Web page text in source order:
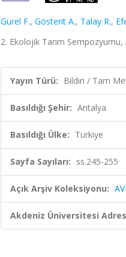
Gürel F., Gösterit A., Talay R.,
2. Ekolojik Tarım
Yayın Türü: Bildiri / Tam
Basıldığı Şehir: Antalya
Basıldığı Ülke: Türkiye
Sayfa Sayıları: ss.245-255
Açık Arşiv Koleksiyonu:
Akdeniz Üniversitesi